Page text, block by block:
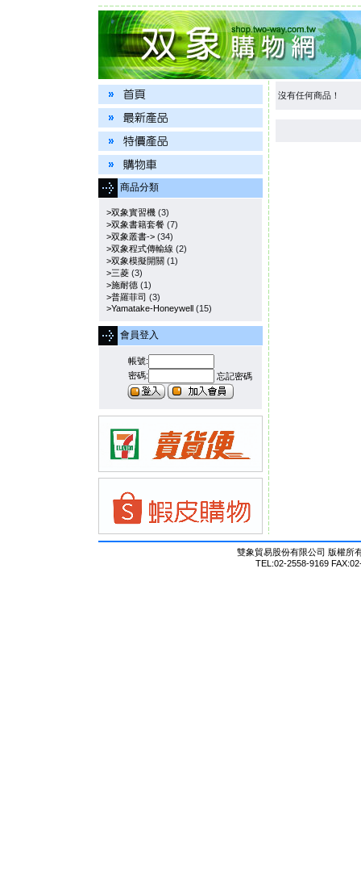
商品分類
>双象實習機(3)
>双象書籍套餐(7)
>双象叢書->(34)
>双象程式傳輸線 (2)
>双象模擬開關(1)
>三菱(3)
>施耐德(1)
>普羅菲司 (3)
>Yamatake-Honeywell(15)
會員登入
帳號:
密碼:
忘記密碼
沒有任何商品！
雙象貿易股份有限公司 版權所
TEL:02-2558-9169